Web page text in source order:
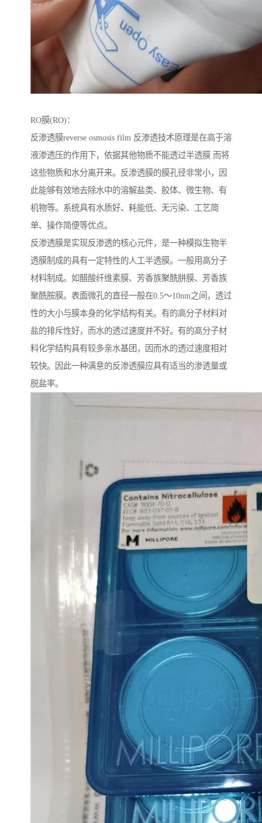
RO膜(RO)：
反渗透膜reverse osmosis film 反渗透技术原理是在高于溶
液渗透压的作用下，依据其他物质不能透过半透膜 而将
这些物质和水分离开来。反渗透膜的膜孔径非常小，因
此能够有效地去除水中的溶解盐类、胶体、微生物、有
机物等。系统具有水质好、耗能低、无污染、工艺简
单、操作简便等优点。
反渗透膜是实现反渗透的核心元件，是一种模拟生物半
透膜制成的具有一定特性的人工半透膜。一般用高分子
材料制成。如醋酸纤维素膜、芳香族聚酰肼膜、芳香族
聚酰胺膜。表面微孔的直径一般在0.5～10nm之间，透过
性的大小与膜本身的化学结构有关。有的高分子材料对
盐的排斥性好，而水的透过速度并不好。有的高分子材
料化学结构具有较多亲水基团，因而水的透过速度相对
较快。因此一种满意的反渗透膜应具有适当的渗透量或
脱盐率。